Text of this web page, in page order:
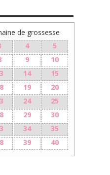
de grossesse
4
5
9
10
14
15
19
20
24
25
29
30
34
35
39 40